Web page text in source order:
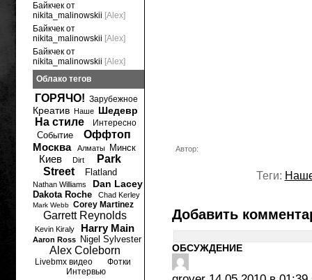
Автор:
Теги:
Добавить
ОБСУЖДЕНИЕ
Байкчек от
nikita_malinowskii [Alex]
Байкчек от
nikita_malinowskii [Alex]
Байкчек от
nikita_malinowskii [Alex]
Облако тегов
ГОРЯЧО! Зарубежное
Креатив Наше Шедевр
На стиле Интересно
Событие
Оффтоп
Москва
Алматы Минск
Киев Dirt
Park
Street
Flatland
Nathan Williams Dan Lacey
Dakota Roche Chad Kerley
Mark Webb Corey Martinez
Garrett Reynolds
Kevin Kiraly Harry Main
Aaron Ross Nigel Sylvester
Alex Coleborn
Livebmx видео
Фотки
Интервью